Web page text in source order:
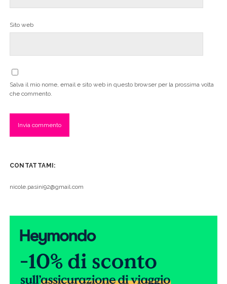
Sito web
Salva il mio nome, email e sito web in questo browser per la prossima volta
che commento.
CONTATTAMI:
nicole.pasini92@gmail.com